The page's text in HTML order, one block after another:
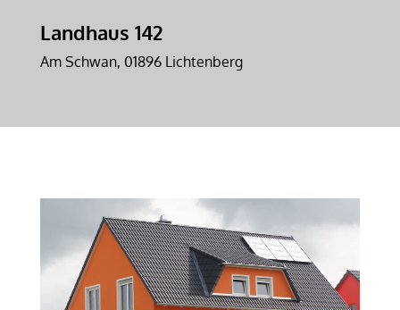
Landhaus 142
Am Schwan, 01896 Lichtenberg